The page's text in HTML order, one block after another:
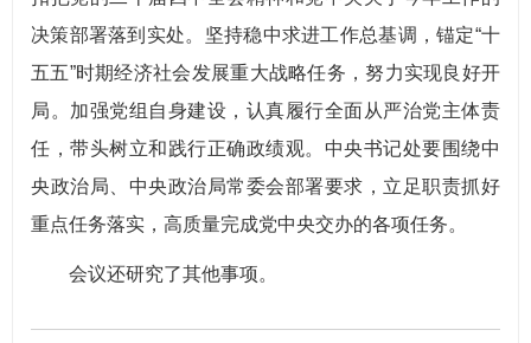
决策部署落到实处。坚持稳中求进工作总基调，锚定“十
五五”时期经济社会发展重大战略任务，努力实现良好开
局。加强党组自身建设，认真履行全面从严治党主体责
任，带头树立和践行正确政绩观。中央书记处要围绕中
央政治局、中央政治局常委会部署要求，立足职责抓好
重点任务落实，高质量完成党中央交办的各项任务。
会议还研究了其他事项。